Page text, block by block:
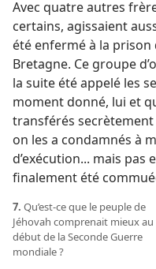
Avec quatre autres
certains, agissaient
été enfermé à la prison
Bretagne. Ce groupe
la suite été appelé les
moment donné, lui et
transférés secrètement
on les a condamnés à
d’exécution... mais pas
finalement été
7. Qu’est-​ce que le peuple de
Jéhovah comprenait mieux au
début de la Seconde Guerre
mondiale ?